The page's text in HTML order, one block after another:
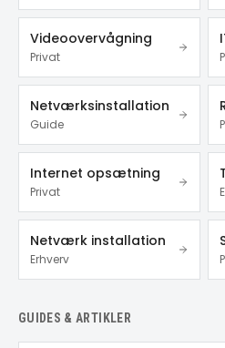
Videoovervågning
Privat
Netværksinstallation
Guide
Internet opsætning
Privat
Netværk installation
Erhverv
GUIDES & ARTIKLER